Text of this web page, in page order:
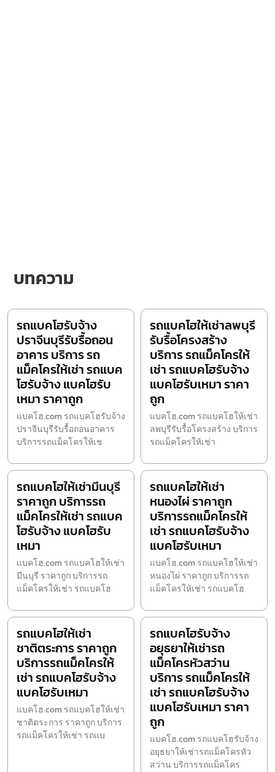
บทความ
รถแบคโฮรับจ้าง
ปราจีนบุรีรับรื้อถอน
อาคาร บริการ รถ
แม็คโครให้เช่า รถแบค
โฮรับจ้าง แบคโฮรับ
เหมา ราคาถูก
แบคโฮ.com รถแบคโฮรับจ้าง
ปราจีนบุรีรับรื้อถอนอาคาร
บริการรถแม็คโครให้เช
รถแบคโฮให้เช่าลพบุรี
รับรื้อโครงสร้าง
บริการ รถแม็คโครให้
เช่า รถแบคโฮรับจ้าง
แบคโฮรับเหมา ราคา
ถูก
แบคโฮ.com รถแบคโฮให้เช่า
ลพบุรีรับรื้อโครงสร้าง บริการ
รถแม็คโครให้เช่า
รถแบคโฮให้เช่ามีนบุรี
ราคาถูก บริการรถ
แม็คโครให้เช่า รถแบค
โฮรับจ้าง แบคโฮรับ
เหมา
แบคโฮ.com รถแบคโฮให้เช่า
มีนบุรี ราคาถูก บริการรถ
แม็คโครให้เช่า รถแบคโฮ
รถแบคโฮให้เช่า
หนองไผ่ ราคาถูก
บริการรถแม็คโครให้
เช่า รถแบคโฮรับจ้าง
แบคโฮรับเหมา
แบคโฮ.com รถแบคโฮให้เช่า
หนองไผ่ ราคาถูก บริการรถ
แม็คโครให้เช่า รถแบคโฮ
รถแบคโฮให้เช่า
ชาติตระการ ราคาถูก
บริการรถแม็คโครให้
เช่า รถแบคโฮรับจ้าง
แบคโฮรับเหมา
แบคโฮ.com รถแบคโฮให้เช่า
ชาติตระการ ราคาถูก บริการ
รถแม็คโครให้เช่า รถแบ
รถแบคโฮรับจ้าง
อยุธยาให้เช่ารถ
แม็คโครหัวสว่าน
บริการ รถแม็คโครให้
เช่า รถแบคโฮรับจ้าง
แบคโฮรับเหมา ราคา
ถูก
แบคโฮ.com รถแบคโฮรับจ้าง
อยุธยาให้เช่ารถแม็คโครหัว
สว่าน บริการรถแม็คโคร